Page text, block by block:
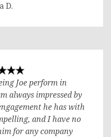
D.
Joe perform in
always impressed by
he has with
and I have no
for any company